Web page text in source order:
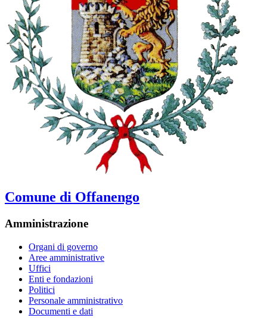
Comune di Offanengo
Amministrazione
Organi di governo
Aree amministrative
Uffici
Enti e fondazioni
Politici
Personale amministrativo
Documenti e dati